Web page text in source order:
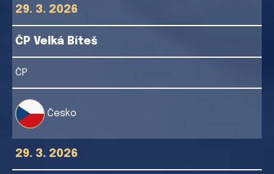
29. 3. 2026
ČP Velká Bíteš
ČP
Česko
29. 3. 2026